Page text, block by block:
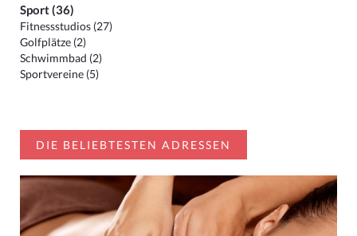
Sport (36)
Fitnessstudios (27)
Golfplätze (2)
Schwimmbad (2)
Sportvereine (5)
DIE BELIEBTESTEN ADRESSEN